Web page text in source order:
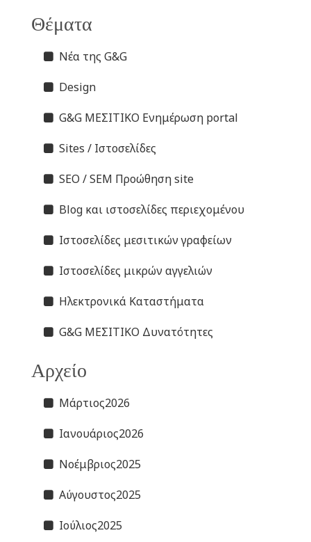
Θέματα
Νέα της G&G
Design
G&G ΜΕΣΙΤΙΚΟ Ενημέρωση portal
Sites / Ιστοσελίδες
SEO / SEM Προώθηση site
Blog και ιστοσελίδες περιεχομένου
Ιστοσελίδες μεσιτικών γραφείων
Ιστοσελίδες μικρών αγγελιών
Ηλεκτρονικά Καταστήματα
G&G ΜΕΣΙΤΙΚΟ Δυνατότητες
Αρχείο
Μάρτιος2026
Ιανουάριος2026
Νοέμβριος2025
Αύγουστος2025
Ιούλιος2025